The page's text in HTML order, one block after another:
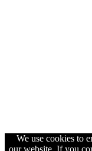
We use cookies to
our website. If you